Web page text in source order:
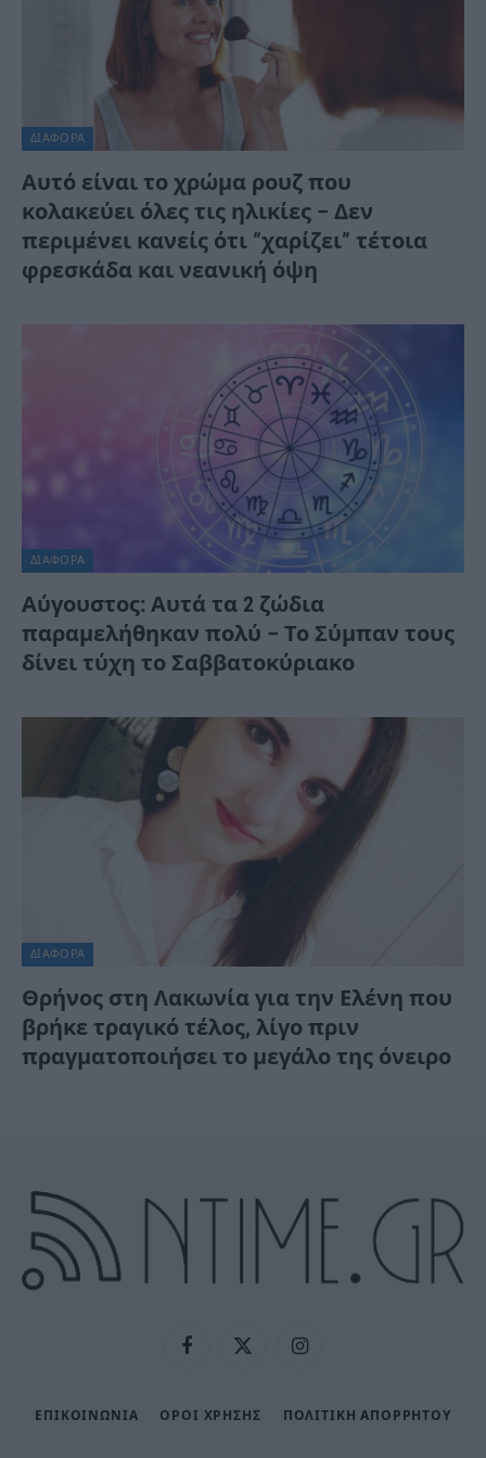
ΔΙΆΦΟΡΑ
Αυτό είναι το χρώμα ρουζ που
κολακεύει όλες τις ηλικίες – Δεν
περιμένει κανείς ότι “χαρίζει” τέτοια
φρεσκάδα και νεανική όψη
ΔΙΆΦΟΡΑ
Αύγουστος: Αυτά τα 2 ζώδια
παραμελήθηκαν πολύ – Το Σύμπαν τους
δίνει τύχη το Σαββατοκύριακο
ΔΙΆΦΟΡΑ
Θρήνος στη Λακωνία για την Ελένη που
βρήκε τραγικό τέλος, λίγο πριν
πραγματοποιήσει το μεγάλο της όνειρο
FacebookX
Instagram
ΕΠΙΚΟΙΝΩΝΙΑ ΟΡΟΙ ΧΡΗΣΗΣ ΠΟΛΙΤΙΚΉ ΑΠΟΡΡΉΤΟΥ